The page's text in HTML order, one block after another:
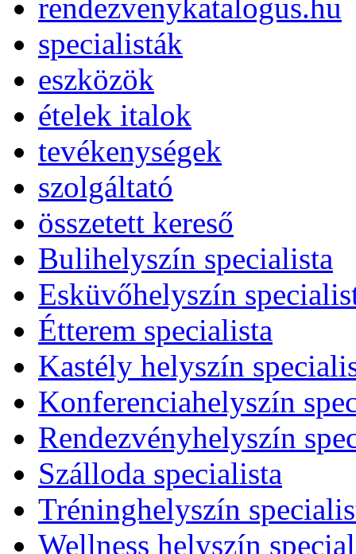
rendezvenykatalogus.hu
specialisták
eszközök
ételek italok
tevékenységek
szolgáltató
összetett kereső
Bulihelyszín specialista
Esküvőhelyszín
Étterem specialista
Kastély helyszín
Konferenciahelyszín
Rendezvényhelyszín
Szálloda specialista
Tréninghelyszín
Wellness helyszín